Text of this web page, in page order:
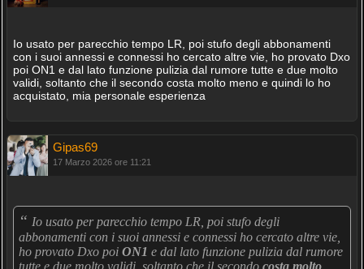
Io usato per parecchio tempo LR, poi stufo degli abbonamenti
con i suoi annessi e connessi ho cercato altre vie, ho provato Dxo
poi ON1 e dal lato funzione pulizia dal rumore tutte e due molto
validi, soltanto che il secondo costa molto meno e quindi lo ho
acquistato, mia personale esperienza
Gipas69
17 Marzo 2026 ore 11:21
“ Io usato per parecchio tempo LR, poi stufo degli
abbonamenti con i suoi annessi e connessi ho cercato altre vie,
ho provato Dxo poi ON1 e dal lato funzione pulizia dal rumore
tutte e due molto validi, soltanto che il secondo costa molto